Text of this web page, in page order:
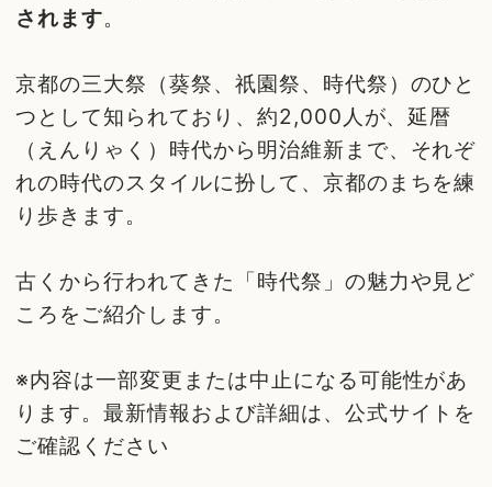
されます。
京都の三大祭（葵祭、祇園祭、時代祭）のひと
つとして知られており、約2,000人が、延暦
（えんりゃく）時代から明治維新まで、それぞ
れの時代のスタイルに扮して、京都のまちを練
り歩きます。
古くから行われてきた「時代祭」の魅力や見ど
ころをご紹介します。
※内容は一部変更または中止になる可能性があ
ります。最新情報および詳細は、公式サイトを
ご確認ください